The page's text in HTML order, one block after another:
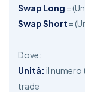
Swap Long =
Swap Short =
Dove:
Unità: il
trade